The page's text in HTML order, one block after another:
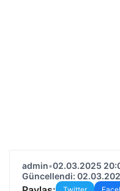
admin•02.03.2025
Güncellendi: